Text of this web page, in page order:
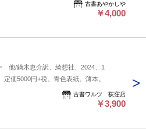
古書あやかしや
￥4,000
他/鏑木恵介訳、綺想社、2024、1
定価5000円+税。青色表紙。薄本。
古書ワルツ 荻窪店
￥3,900